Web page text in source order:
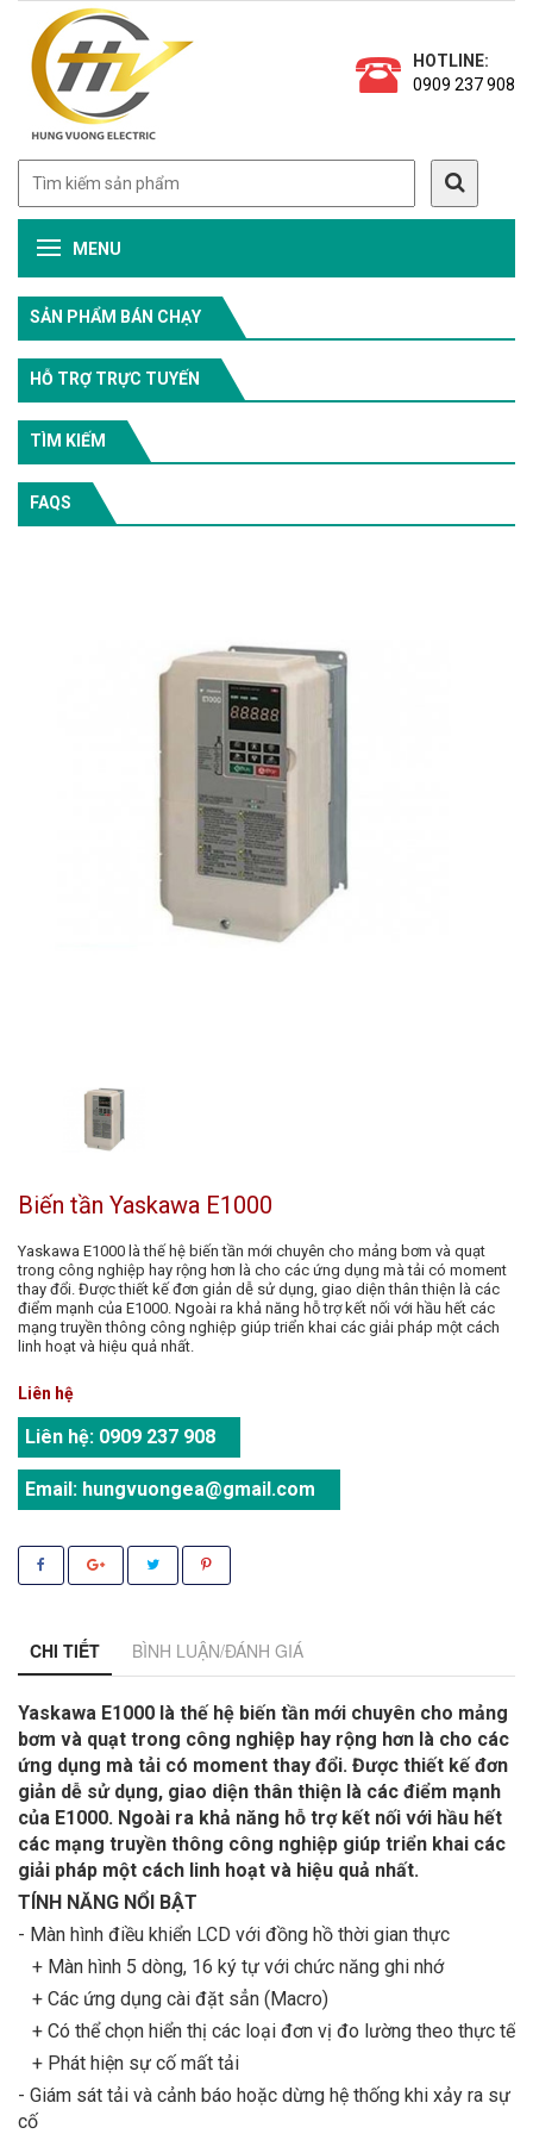
HOTLINE:
0909 237 908
MENU
SẢN PHẨM BÁN CHẠY
HỖ TRỢ TRỰC TUYẾN
TÌM KIẾM
FAQS
Biến tần Yaskawa E1000
Yaskawa E1000 là thế hệ biến tần mới chuyên cho mảng bơm và quạt
trong công nghiệp hay rộng hơn là cho các ứng dụng mà tải có moment
thay đổi. Được thiết kế đơn giản dễ sử dụng, giao diện thân thiện là các
điểm mạnh của E1000. Ngoài ra khả năng hỗ trợ kết nối với hầu hết các
mạng truyền thông công nghiệp giúp triển khai các giải pháp một cách
linh hoạt và hiệu quả nhất.
Liên hệ
Liên hệ: 0909 237 908
Email: hungvuongea@gmail.com
CHI TIẾT BÌNH LUẬN/ĐÁNH GIÁ
Yaskawa E1000 là thế hệ biến tần mới chuyên cho mảng
bơm và quạt trong công nghiệp hay rộng hơn là cho các
ứng dụng mà tải có moment thay đổi. Được thiết kế đơn
giản dễ sử dụng, giao diện thân thiện là các điểm mạnh
của E1000. Ngoài ra khả năng hỗ trợ kết nối với hầu hết
các mạng truyền thông công nghiệp giúp triển khai các
giải pháp một cách linh hoạt và hiệu quả nhất.
TÍNH NĂNG NỔI BẬT
- Màn hình điều khiển LCD với đồng hồ thời gian thực
+ Màn hình 5 dòng, 16 ký tự với chức năng ghi nhớ
+ Các ứng dụng cài đặt sẳn (Macro)
+ Có thể chọn hiển thị các loại đơn vị đo lường theo thực tế
+ Phát hiện sự cố mất tải
- Giám sát tải và cảnh báo hoặc dừng hệ thống khi xảy ra sự
cố